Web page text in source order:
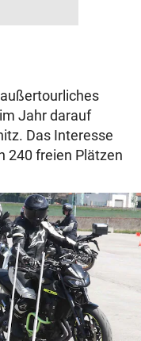
Jahr darauf
Das Interesse
240 freien Plätzen